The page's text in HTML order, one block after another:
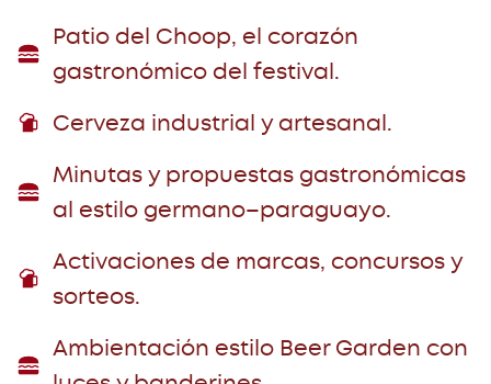
Patio del Choop, el corazón
gastronómico del festival.
Cerveza industrial y artesanal.
Minutas y propuestas gastronómicas
al estilo germano–paraguayo.
Activaciones de marcas, concursos y
sorteos.
Ambientación estilo Beer Garden con